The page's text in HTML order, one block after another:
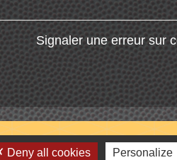
Signaler une erreur sur
Deny all cookies Personalize